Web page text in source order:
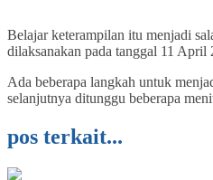
Belajar keterampilan itu menjadi
dilaksanakan pada tanggal 11 April
Ada beberapa langkah untuk
selanjutnya ditunggu beberapa
pos terkait...